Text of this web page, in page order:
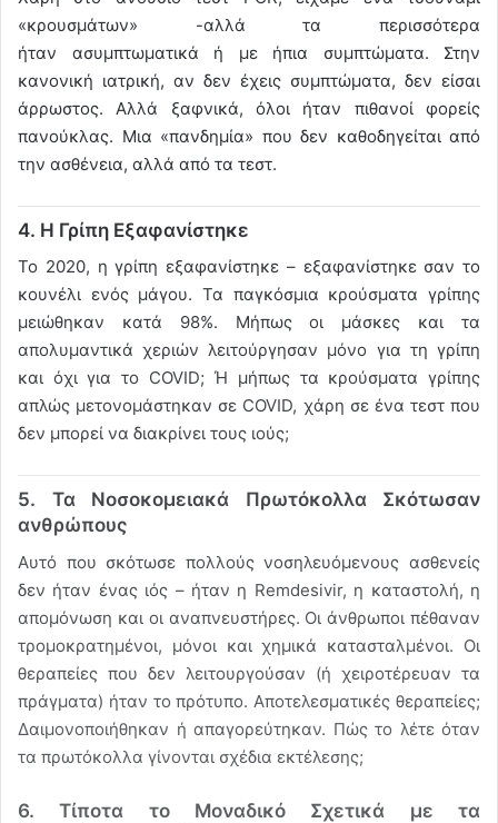
«κρουσμάτων» -αλλά τα περισσότερα
ήταν ασυμπτωματικά ή με ήπια συμπτώματα. Στην
κανονική ιατρική, αν δεν έχεις συμπτώματα, δεν είσαι
άρρωστος. Αλλά ξαφνικά, όλοι ήταν πιθανοί φορείς
πανούκλας. Μια «πανδημία» που δεν καθοδηγείται από
την ασθένεια, αλλά από τα τεστ.
4. Η Γρίπη Εξαφανίστηκε
Το 2020, η γρίπη εξαφανίστηκε – εξαφανίστηκε σαν το
κουνέλι ενός μάγου. Τα παγκόσμια κρούσματα γρίπης
μειώθηκαν κατά 98%. Μήπως οι μάσκες και τα
απολυμαντικά χεριών λειτούργησαν μόνο για τη γρίπη
και όχι για το COVID; Ή μήπως τα κρούσματα γρίπης
απλώς μετονομάστηκαν σε COVID, χάρη σε ένα τεστ που
δεν μπορεί να διακρίνει τους ιούς;
5. Τα Νοσοκομειακά Πρωτόκολλα Σκότωσαν
ανθρώπους
Αυτό που σκότωσε πολλούς νοσηλευόμενους ασθενείς
δεν ήταν ένας ιός – ήταν η Remdesivir, η καταστολή, η
απομόνωση και οι αναπνευστήρες. Οι άνθρωποι πέθαναν
τρομοκρατημένοι, μόνοι και χημικά κατασταλμένοι. Οι
θεραπείες που δεν λειτουργούσαν (ή χειροτέρευαν τα
πράγματα) ήταν το πρότυπο. Αποτελεσματικές θεραπείες;
Δαιμονοποιήθηκαν ή απαγορεύτηκαν. Πώς το λέτε όταν
τα πρωτόκολλα γίνονται σχέδια εκτέλεσης;
6. Τίποτα το Μοναδικό Σχετικά με τα